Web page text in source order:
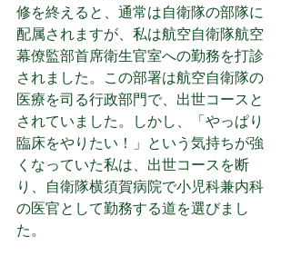
修を終えると、通常は自衛隊の部隊に
配属されますが、私は航空自衛隊航空
幕僚監部首席衛生官室への勤務を打診
されました。この部署は航空自衛隊の
医療を司る行政部門で、出世コースと
されていました。しかし、「やっぱり
臨床をやりたい！」という気持ちが強
くなっていた私は、出世コースを断
り、自衛隊横須賀病院で小児科兼内科
の医官として勤務する道を選びまし
た。